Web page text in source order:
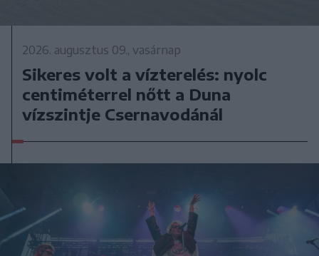
2026. augusztus 09., vasárnap
Sikeres volt a vízterelés: nyolc
centiméterrel nőtt a Duna
vízszintje Csernavodánál